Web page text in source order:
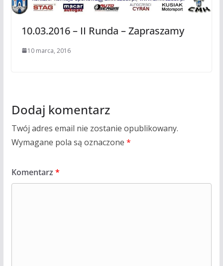
10.03.2016 – II Runda – Zapraszamy
10 marca, 2016
Dodaj komentarz
Twój adres email nie zostanie opublikowany.
Wymagane pola są oznaczone *
Komentarz *